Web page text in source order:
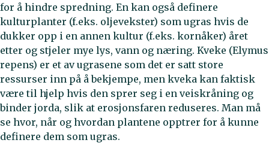
for å hindre spredning. En kan også definere
kulturplanter (f.eks. oljevekster) som ugras hvis de
dukker opp i en annen kultur (f.eks. kornåker) året
etter og stjeler mye lys, vann og næring. Kveke (Elymus
repens) er et av ugrasene som det er satt store
ressurser inn på å bekjempe, men kveka kan faktisk
være til hjelp hvis den sprer seg i en veiskråning og
binder jorda, slik at erosjonsfaren reduseres. Man må
se hvor, når og hvordan plantene opptrer for å kunne
definere dem som ugras.